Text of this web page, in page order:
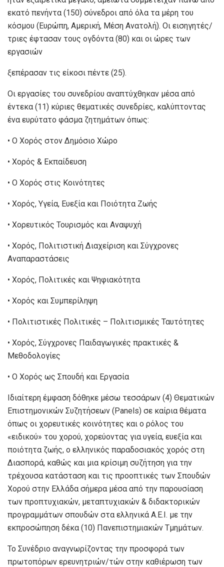
εκατό πενήντα (150) σύνεδροι από όλα τα μέρη του
κόσμου (Ευρώπη, Αμερική, Μέση Ανατολή). Οι εισηγητές/
τριες έφτασαν τους ογδόντα (80) και οι ώρες των
εργασιών
ξεπέρασαν τις είκοσι πέντε (25).
Οι εργασίες του συνεδρίου αναπτύχθηκαν μέσα από
έντεκα (11) κύριες θεματικές συνεδρίες, καλύπτοντας
ένα ευρύτατο φάσμα ζητημάτων όπως:
• Ο Χορός στον Δημόσιο Χώρο
• Χορός & Εκπαίδευση
• O Χορός στις Κοινότητες
• Χορός, Υγεία, Ευεξία και Ποιότητα Ζωής
• Χορευτικός Τουρισμός και Αναψυχή
• Χορός, Πολιτιστική Διαχείριση και Σύγχρονες
Αναπαραστάσεις
• Χορός, Πολιτικές και Ψηφιακότητα
• Χορός και Συμπερίληψη
• Πολιτιστικές Πολιτικές – Πολιτισμικές Ταυτότητες
• Χορός, Σύγχρονες Παιδαγωγικές πρακτικές &
Μεθοδολογίες
• Ο Χορός ως Σπουδή και Εργασία
Ιδιαίτερη έμφαση δόθηκε μέσω τεσσάρων (4) Θεματικών
Επιστημονικών Συζητήσεων (Panels) σε καίρια θέματα
όπως οι χορευτικές κοινότητες και ο ρόλος του
«ειδικού» του χορού, χορεύοντας για υγεία, ευεξία και
ποιότητα ζωής, ο ελληνικός παραδοσιακός χορός στη
Διασπορά, καθώς και μια κρίσιμη συζήτηση για την
τρέχουσα κατάσταση και τις προοπτικές των Σπουδών
Χορού στην Ελλάδα σήμερα μέσα από την παρουσίαση
των προπτυχιακών, μεταπτυχιακών & διδακτορικών
προγραμμάτων σπουδών στα ελληνικά Α.Ε.Ι. με την
εκπροσώπηση δέκα (10) Πανεπιστημιακών Τμημάτων.
Το Συνέδριο αναγνωρίζοντας την προσφορά των
πρωτοπόρων ερευνητριών/τών στην καθιέρωση των